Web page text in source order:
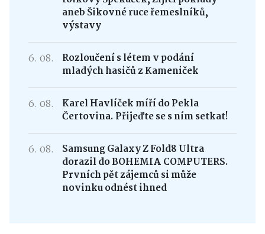
aneb Šikovné ruce řemeslníků,
výstavy
6. 08.
Rozloučení s létem v podání
mladých hasičů z Kameniček
6. 08.
Karel Havlíček míří do Pekla
Čertovina. Přijeďte se s ním setkat!
6. 08.
Samsung Galaxy Z Fold8 Ultra
dorazil do BOHEMIA COMPUTERS.
Prvních pět zájemců si může
novinku odnést ihned